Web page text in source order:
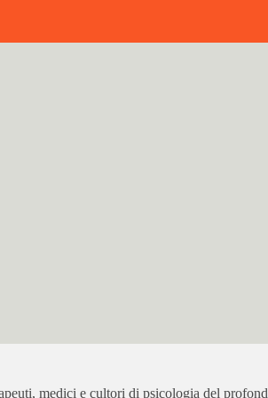
medici e cultori di psicologia del